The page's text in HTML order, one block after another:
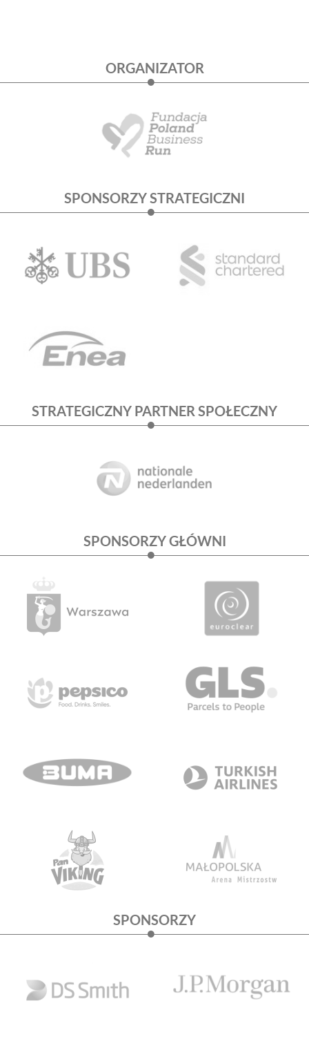
ORGANIZATOR
SPONSORZY STRATEGICZNI
STRATEGICZNY PARTNER SPOŁECZNY
SPONSORZY GŁÓWNI
SPONSORZY